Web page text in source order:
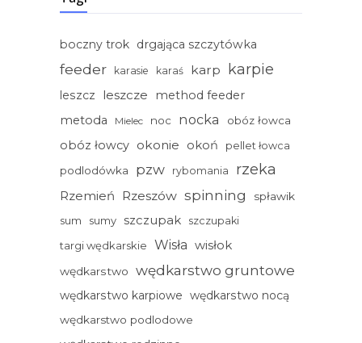
boczny trok drgająca szczytówka
feeder karasie karaś karp karpie
leszcz leszcze
method feeder
metoda
Mielec noc nocka obóz łowca
obóz łowcy okonie okoń pellet łowca
podlodówka pzw rybomania rzeka
Rzemień Rzeszów spinning
spławik
sum
sumy szczupak szczupaki
targi wędkarskie Wisła wisłok
wędkarstwo wędkarstwo gruntowe
wędkarstwo karpiowe wędkarstwo nocą
wędkarstwo podlodowe